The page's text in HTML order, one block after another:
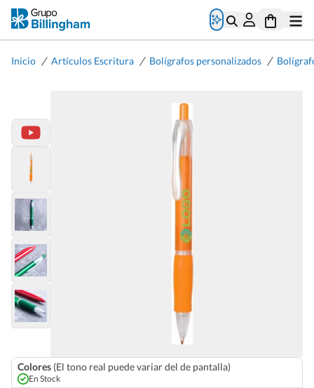
Inicio / Artículos Escritura / Bolígrafos personalizados /
Colores (El tono real puede variar del de pantalla)
En Stock